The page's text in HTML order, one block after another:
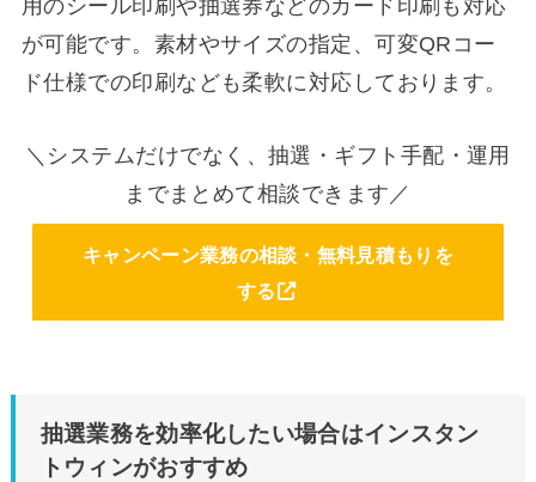
用のシール印刷や抽選券などのカード印刷も対応
が可能です。素材やサイズの指定、可変QRコー
ド仕様での印刷なども柔軟に対応しております。
＼システムだけでなく、抽選・ギフト手配・運用
までまとめて相談できます／
キャンペーン業務の相談・無料見積もりを
する
抽選業務を効率化したい場合はインスタン
トウィンがおすすめ